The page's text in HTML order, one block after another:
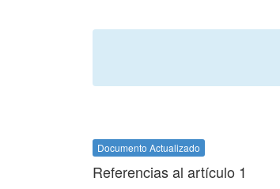
Documento Actualizado
Referencias al artículo 1